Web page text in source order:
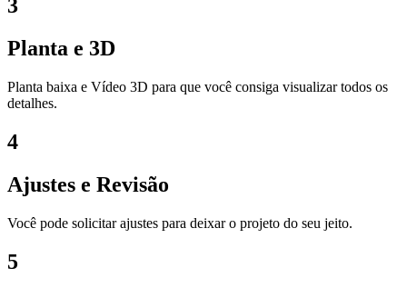
3
Planta e 3D
Planta baixa e Vídeo 3D para que você consiga visualizar todos os
detalhes.
4
Ajustes e Revisão
Você pode solicitar ajustes para deixar o projeto do seu jeito.
5